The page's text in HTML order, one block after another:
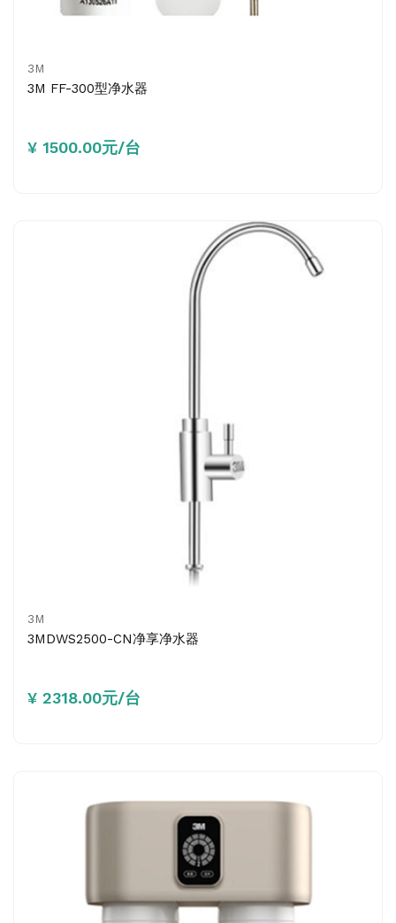
3M
3M FF-300型净水器
¥ 1500.00元/台
3M
3MDWS2500-CN净享净水器
¥ 2318.00元/台